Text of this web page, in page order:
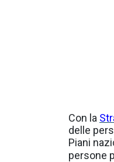
Con la
delle
Piani
persone